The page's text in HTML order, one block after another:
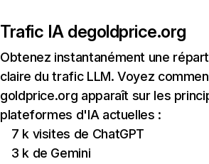
Trafic IA degoldprice.org
Obtenez instantanément une
claire du trafic LLM. Voyez
goldprice.org apparaît sur les
plateformes d'IA actuelles :
7 k visites de ChatGPT
3 k de Gemini